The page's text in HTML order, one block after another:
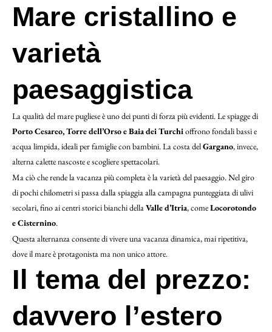
Mare cristallino e
varietà
paesaggistica
La qualità del mare pugliese è uno dei punti di forza più evidenti. Le spiagge di
Porto Cesareo, Torre dell’Orso e Baia dei Turchioffrono fondali bassi e
acqua limpida, ideali per famiglie con bambini. La costa delGargano, invece,
alterna calette nascoste e scogliere spettacolari.
Ma ciò che rende la vacanza più completa è la varietà del paesaggio. Nel giro
di pochi chilometri si passa dalla spiaggia alla campagna punteggiata di ulivi
secolari, fino ai centri storici bianchi dellaValle d’Itria, comeLocorotondo
e Cisternino.
Questa alternanza consente di vivere una vacanza dinamica, mai ripetitiva,
dove il mare è protagonista ma non unico attore.
Il tema del prezzo:
davvero l’estero